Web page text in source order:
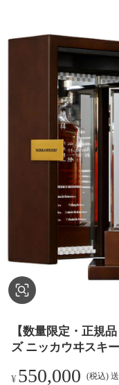
【数量限定・正規
ズ ニッカウヰスキー
¥550,000 (税込)